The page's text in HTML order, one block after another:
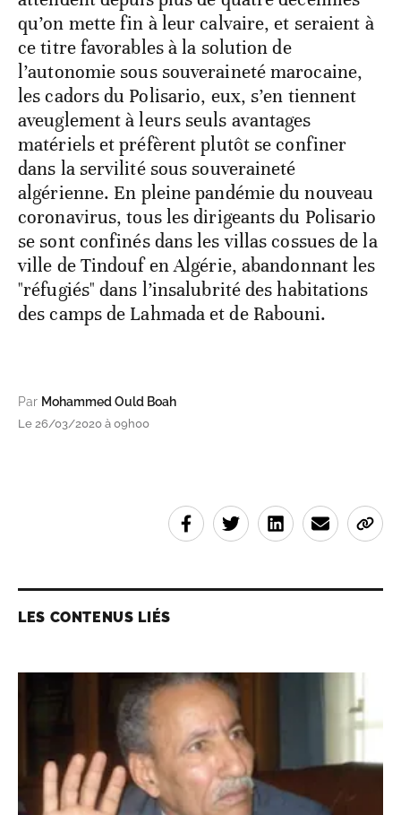
qu’on mette fin à leur calvaire, et seraient à
ce titre favorables à la solution de
l’autonomie sous souveraineté marocaine,
les cadors du Polisario, eux, s’en tiennent
aveuglement à leurs seuls avantages
matériels et préfèrent plutôt se confiner
dans la servilité sous souveraineté
algérienne. En pleine pandémie du nouveau
coronavirus, tous les dirigeants du Polisario
se sont confinés dans les villas cossues de la
ville de Tindouf en Algérie, abandonnant les
"réfugiés" dans l’insalubrité des habitations
des camps de Lahmada et de Rabouni.
Par Mohammed Ould Boah
Le 26/03/2020 à 09h00
LES CONTENUS LIÉS